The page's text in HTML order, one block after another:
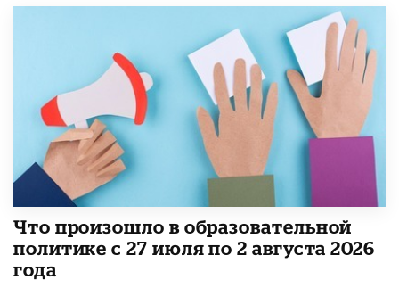
​Что произошло в образовательной
политике с 27 июля по 2 августа 2026
года